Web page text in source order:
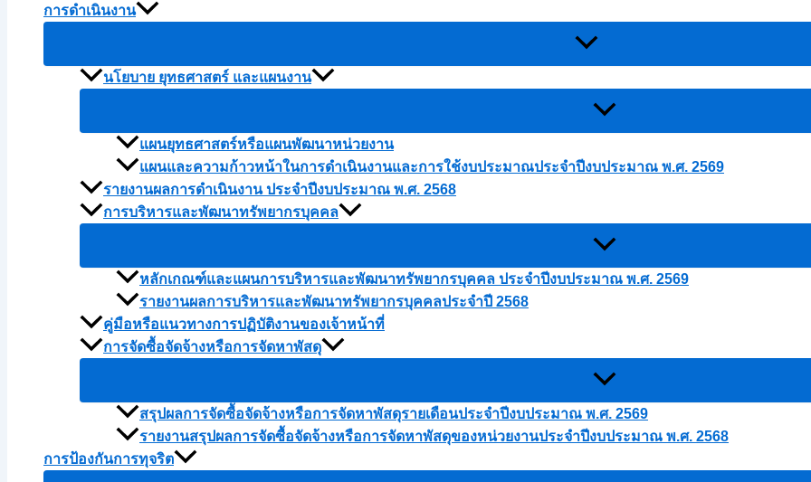
การดำเนินงาน
นโยบาย ยุทธศาสตร์ และแผนงาน
แผนยุทธศาสตร์หรือแผนพัฒนาหน่วยงาน
แผนและความก้าวหน้าในการดำเนินงานและการใช้งบประมาณประจำปีงบประมาณ พ.ศ. 2569
รายงานผลการดำเนินงาน ประจำปีงบประมาณ พ.ศ. 2568
การบริหารและพัฒนาทรัพยากรบุคคล
หลักเกณฑ์และแผนการบริหารและพัฒนาทรัพยากรบุคคล ประจำปีงบประมาณ พ.ศ. 2569
รายงานผลการบริหารและพัฒนาทรัพยากรบุคคลประจำปี 2568
คู่มือหรือแนวทางการปฏิบัติงานของเจ้าหน้าที่
การจัดซื้อจัดจ้างหรือการจัดหาพัสดุ
สรุปผลการจัดซื้อจัดจ้างหรือการจัดหาพัสดุรายเดือนประจำปีงบประมาณ พ.ศ. 2569
รายงานสรุปผลการจัดซื้อจัดจ้างหรือการจัดหาพัสดุของหน่วยงานประจำปีงบประมาณ พ.ศ. 2568
การป้องกันการทุจริต